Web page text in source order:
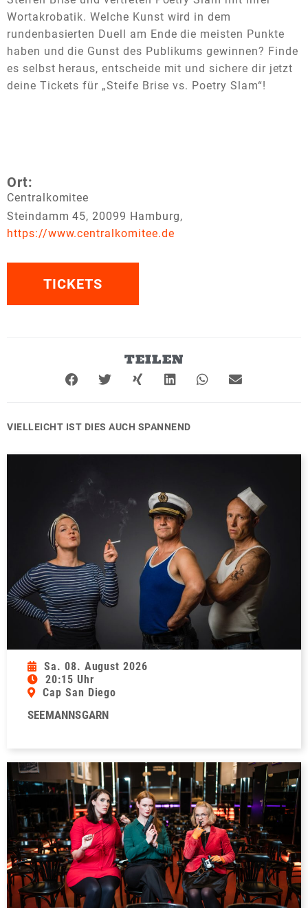
Wortakrobatik. Welche Kunst wird in dem
rundenbasierten Duell am Ende die meisten Punkte
haben und die Gunst des Publikums gewinnen? Finde
es selbst heraus, entscheide mit und sichere dir jetzt
deine Tickets für „Steife Brise vs. Poetry Slam“!
Ort:
Centralkomitee
Steindamm 45, 20099 Hamburg,
https://www.centralkomitee.de
TICKETS
TEILEN
VIELLEICHT IST DIES AUCH SPANNEND
Sa. 08. August 2026
20:15 Uhr
Cap San Diego
SEEMANNSGARN